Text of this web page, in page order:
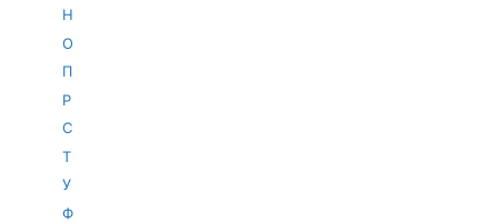
Н
О
П
Р
С
Т
У
Ф